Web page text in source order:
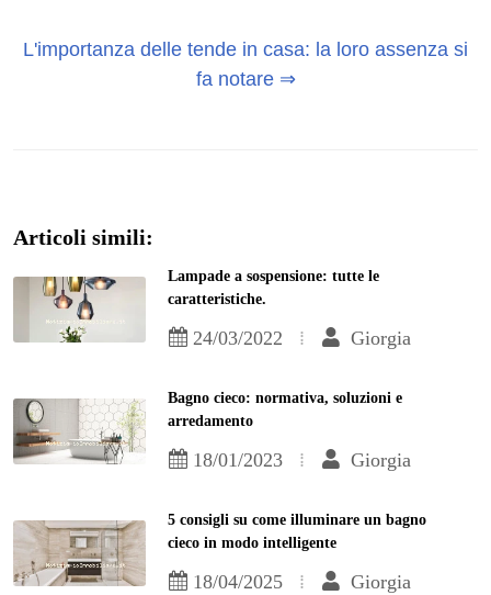
L'importanza delle tende in casa: la loro assenza si
fa notare ⇒
Articoli simili:
Lampade a sospensione: tutte le
caratteristiche.
24/03/2022 Giorgia
Bagno cieco: normativa, soluzioni e
arredamento
18/01/2023 Giorgia
5 consigli su come illuminare un bagno
cieco in modo intelligente
18/04/2025 Giorgia